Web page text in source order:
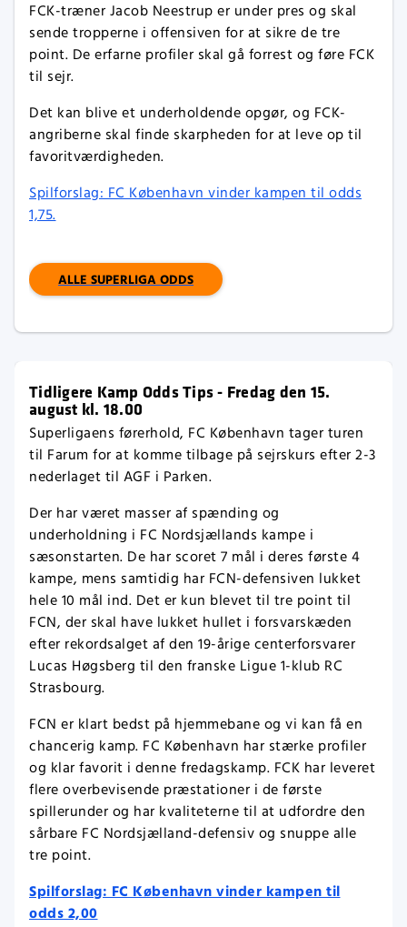
FCK-træner Jacob Neestrup er under pres og skal
sende tropperne i offensiven for at sikre de tre
point. De erfarne profiler skal gå forrest og føre FCK
til sejr.
Det kan blive et underholdende opgør, og FCK-
angriberne skal finde skarpheden for at leve op til
favoritværdigheden.
Spilforslag: FC København vinder kampen til odds
1,75.
ALLE SUPERLIGA ODDS
Tidligere Kamp Odds Tips - Fredag den 15.
august kl. 18.00
Superligaens førerhold, FC København tager turen
til Farum for at komme tilbage på sejrskurs efter 2-3
nederlaget til AGF i Parken.
Der har været masser af spænding og
underholdning i FC Nordsjællands kampe i
sæsonstarten. De har scoret 7 mål i deres første 4
kampe, mens samtidig har FCN-defensiven lukket
hele 10 mål ind. Det er kun blevet til tre point til
FCN, der skal have lukket hullet i forsvarskæden
efter rekordsalget af den 19-årige centerforsvarer
Lucas Høgsberg til den franske Ligue 1-klub RC
Strasbourg.
FCN er klart bedst på hjemmebane og vi kan få en
chancerig kamp. FC København har stærke profiler
og klar favorit i denne fredagskamp. FCK har leveret
flere overbevisende præstationer i de første
spillerunder og har kvaliteterne til at udfordre den
sårbare FC Nordsjælland-defensiv og snuppe alle
tre point.
Spilforslag: FC København vinder kampen til
odds 2,00